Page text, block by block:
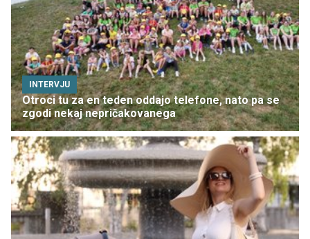
INTERVJU
Otroci tu za en teden oddajo telefone, nato pa se
zgodi nekaj nepričakovanega